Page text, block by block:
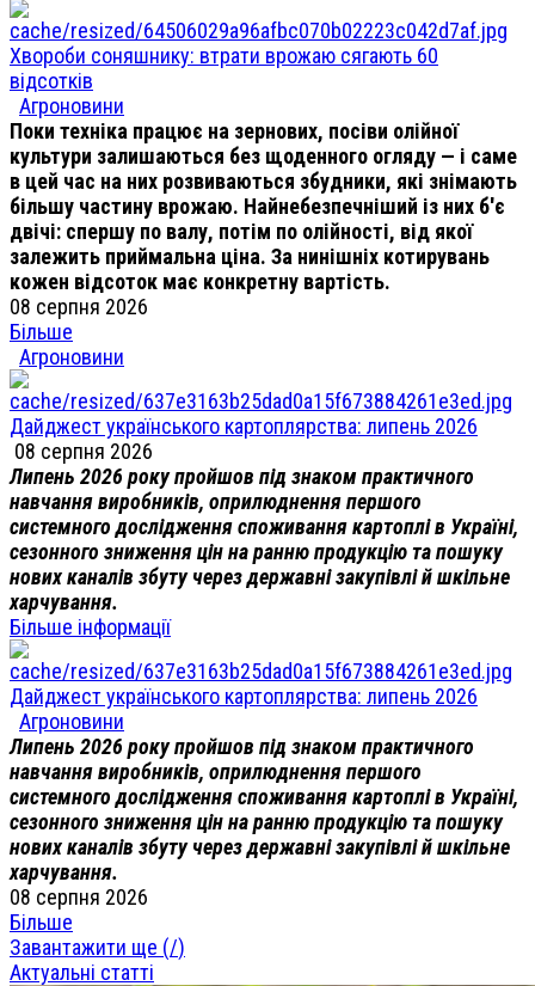
Хвороби соняшнику: втрати врожаю сягають 60
відсотків
Агроновини
Поки техніка працює на зернових, посіви олійної
культури залишаються без щоденного огляду — і саме
в цей час на них розвиваються збудники, які знімають
більшу частину врожаю. Найнебезпечніший із них б'є
двічі: спершу по валу, потім по олійності, від якої
залежить приймальна ціна. За нинішніх котирувань
кожен відсоток має конкретну вартість.
08 серпня 2026
Більше
Агроновини
Дайджест українського картоплярства: липень 2026
08 серпня 2026
Липень 2026 року пройшов під знаком практичного
навчання виробників, оприлюднення першого
системного дослідження споживання картоплі в Україні,
сезонного зниження цін на ранню продукцію та пошуку
нових каналів збуту через державні закупівлі й шкільне
харчування.
Більше інформації
Дайджест українського картоплярства: липень 2026
Агроновини
Липень 2026 року пройшов під знаком практичного
навчання виробників, оприлюднення першого
системного дослідження споживання картоплі в Україні,
сезонного зниження цін на ранню продукцію та пошуку
нових каналів збуту через державні закупівлі й шкільне
харчування.
08 серпня 2026
Більше
Завантажити ще (/)
Актуальні статті